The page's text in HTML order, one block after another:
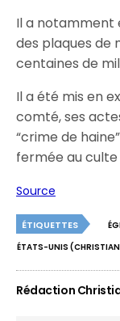
Il a notamment
des plaques de
centaines de
Il a été mis en
comté, ses
“crime de
fermée au culte
Source
ÉTIQUETTES
ÉTATS-UNIS
Rédaction